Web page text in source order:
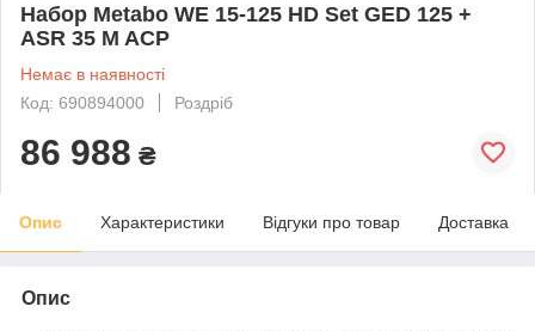
Набор Metabo WE 15-125 HD Set GED 125 +
ASR 35 M ACP
Немає в наявності
Код: 690894000
Роздріб
86 988 ₴
Опис Характеристики Відгуки про товар Доставка
Опис